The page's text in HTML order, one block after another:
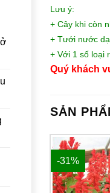
Lưu ý:
+ Cây khi còn
+ Tưới nước
+ Với 1 số loại
Quý khách
SẢN
-31%